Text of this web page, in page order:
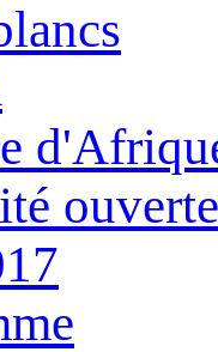
ouverte